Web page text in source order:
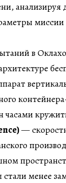
анализируя
в
часами
—
менее